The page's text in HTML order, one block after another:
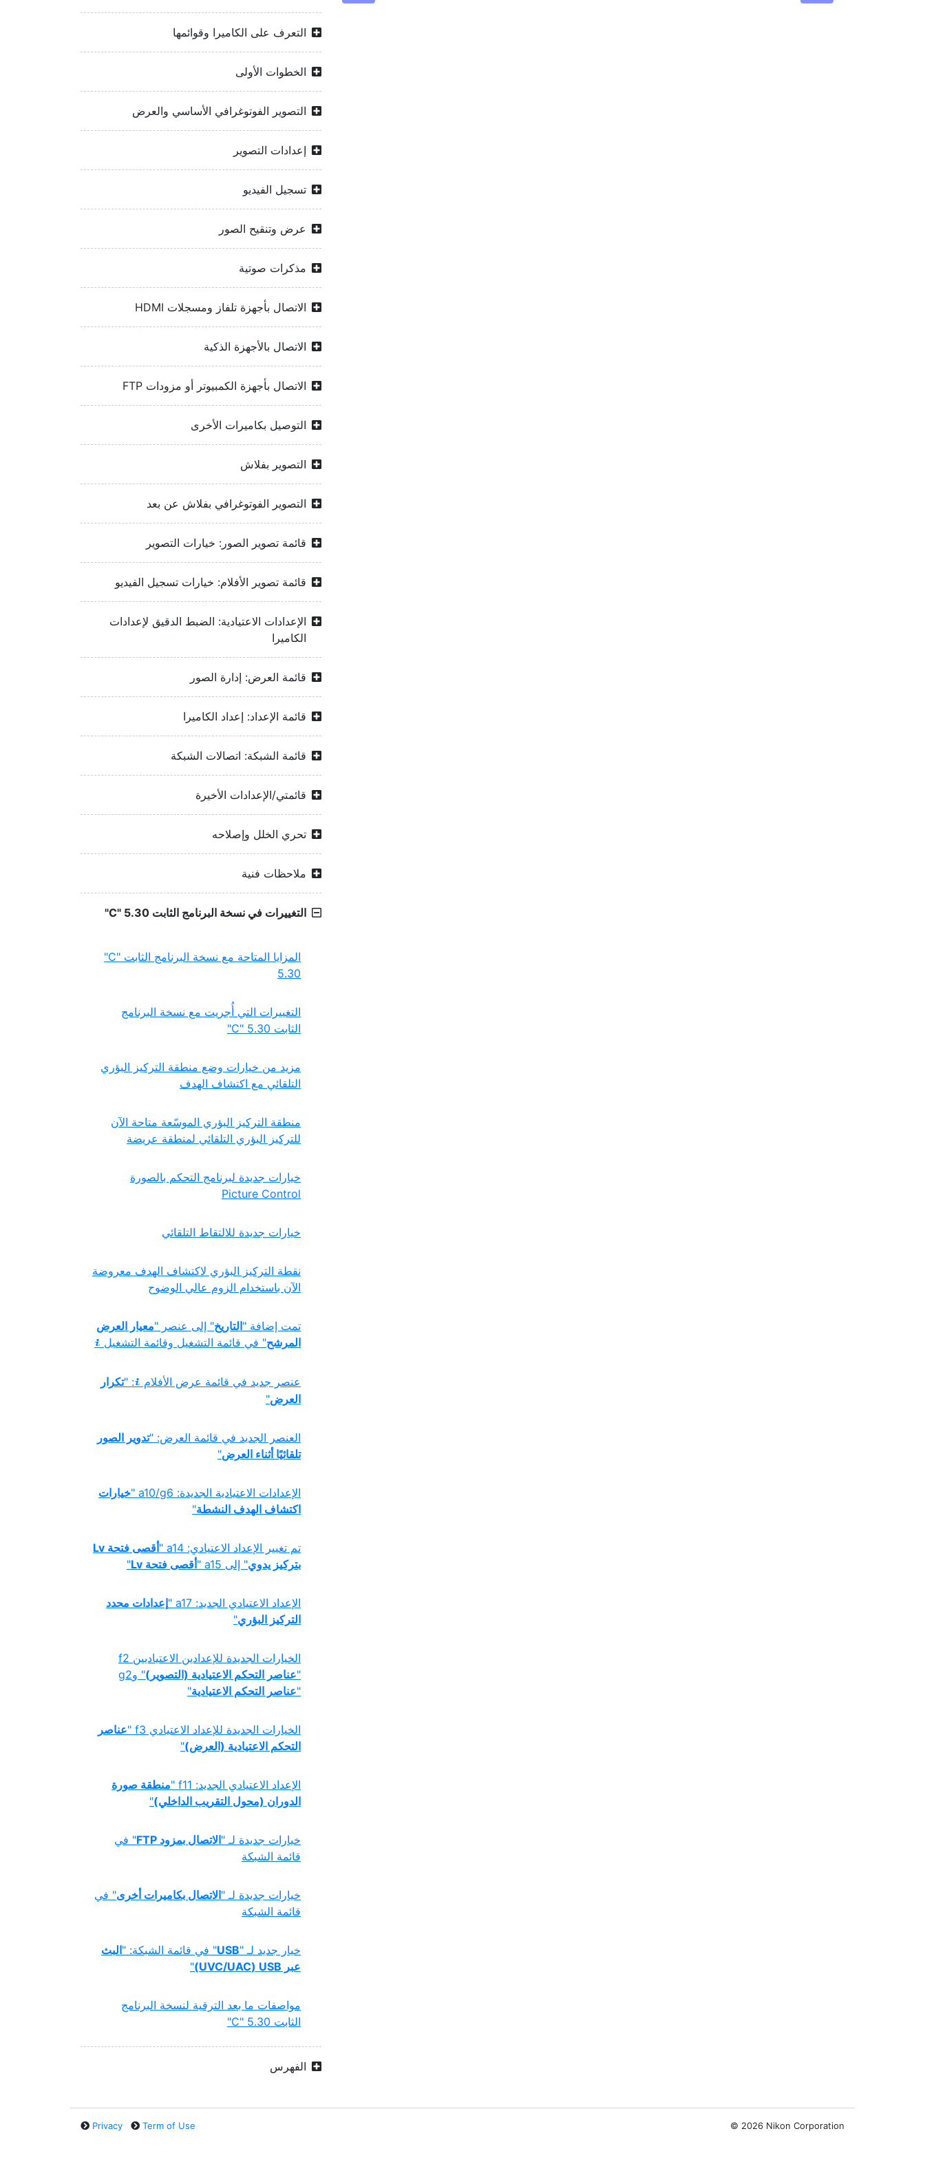
التعرف على الكاميرا وقوائمها
الخطوات الأولى
التصوير الفوتوغرافي الأساسي والعرض
إعدادات التصوير
تسجيل الفيديو
عرض وتنقيح الصور
مذكرات صوتية
الاتصال بأجهزة تلفاز ومسجلات HDMI‏‏
الاتصال بالأجهزة الذكية
الاتصال بأجهزة الكمبيوتر أو مزودات FTP‏‏
التوصيل بكاميرات الأخرى
التصوير بفلاش
التصوير الفوتوغرافي بفلاش عن بعد
قائمة تصوير الصور: خيارات التصوير
قائمة تصوير الأفلام: خيارات تسجيل الفيديو
الإعدادات الاعتيادية: الضبط الدقيق لإعدادات
الكاميرا
قائمة العرض: إدارة الصور
قائمة الإعداد: إعداد الكاميرا
قائمة الشبكة: اتصالات الشبكة
قائمتي/الإعدادات الأخيرة
تحري الخلل وإصلاحه
ملاحظات فنية
التغييرات في نسخة البرنامج الثابت ‎"C" 5.30‏
المزايا المتاحة مع نسخة البرنامج الثابت ‎"C"
5.30‏
التغييرات التي أُجريت مع نسخة البرنامج
الثابت ‎"C" 5.30‎‏
مزيد من خيارات وضع منطقة التركيز البؤري
التلقائي مع اكتشاف الهدف
منطقة التركيز البؤري الموسّعة متاحة الآن
للتركيز البؤري التلقائي لمنطقة عريضة
خيارات جديدة لبرنامج التحكم بالصورة
Picture Control‏
خيارات جديدة للالتقاط التلقائي
نقطة التركيز البؤري لاكتشاف الهدف معروضة
الآن باستخدام الزوم عالي الوضوح
تمت إضافة "التاريخ" إلى عنصر "معيار العرض
المرشح" في قائمة التشغيل وقائمة التشغيل i
عنصر جديد في قائمة عرض الأفلام i‏
: "تكرار
العرض"
العنصر الجديد في قائمة العرض: "تدوير الصور
تلقائيًا أثناء العرض"
الإعدادات الاعتيادية الجديدة: a10/g6 "
خيارات
اكتشاف الهدف النشطة"
تم تغيير الإعداد الاعتيادي: a14 "
‏أقصى فتحة Lv
بتركيز يدوي" إلى a15 " أقصى فتحة Lv "‏
الإعداد الاعتيادي الجديد: a17 "
إعدادات محدد
التركيز البؤري"
الخيارات الجديدة للإعدادين الاعتياديين f2
"عناصر التحكم الاعتيادية (التصوير)
" وg2
"عناصر التحكم الاعتيادية"
الخيارات الجديدة للإعداد الاعتيادي f3 "
عناصر
التحكم الاعتيادية (العرض)"
الإعداد الاعتيادي الجديد: f11 "
منطقة صورة
الدوران (محول التقريب الداخلي)"
خيارات جديدة لـ "الاتصال بمزود FTP
" في
قائمة الشبكة
خيارات جديدة لـ "الاتصال بكاميرات أخرى" في
قائمة الشبكة
خيار جديد لـ "USB" في قائمة الشبكة: "البث
عبر ‫USB‏ (UVC/UAC)‏
"
مواصفات ما بعد الترقية لنسخة البرنامج
الثابت ‎"C" 5.30‎‏
الفهرس
Privacy Term of Use © 2026 Nikon Corporation